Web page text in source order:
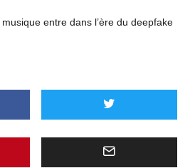
musique entre dans l’ère du deepfake